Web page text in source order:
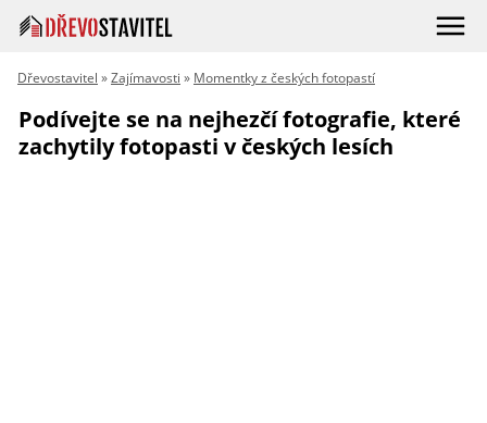
Dřevostavitel »Zajímavosti » Momentky z českých fotopastí
Podívejte se na nejhezčí fotografie, které
zachytily fotopasti v českých lesích